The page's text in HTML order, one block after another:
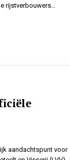
rijstverbouwers…
aandachtspunt voor